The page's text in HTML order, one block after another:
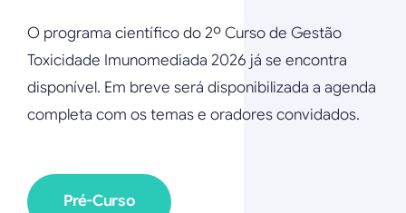
O programa científico do 2º Curso de Gestão
Toxicidade Imunomediada 2026 já se encontra
disponível. Em breve será disponibilizada a agenda
completa com os temas e oradores convidados.
Pré-Curso